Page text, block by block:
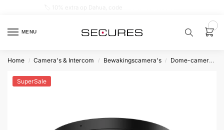
MENU
product…
Home / Camera's & Intercom / Bewakingscamera's / Dome-camera’s
SuperSale